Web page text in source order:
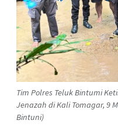
Tim Polres Teluk Bintumi
Jenazah di Kali Tomagar, 9
Bintuni)